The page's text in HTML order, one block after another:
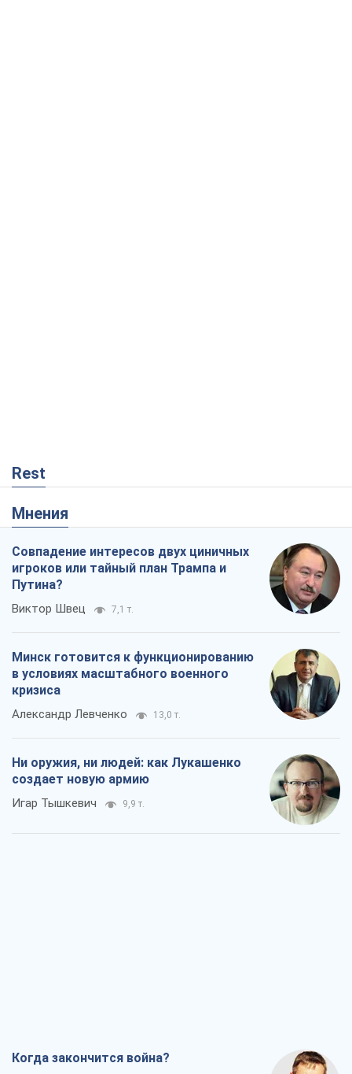
Rest
Мнения
Совпадение интересов двух циничных
игроков или тайный план Трампа и
Путина?
Виктор Швец 7,1 т.
Минск готовится к функционированию
в условиях масштабного военного
кризиса
Александр Левченко 13,0 т.
Ни оружия, ни людей: как Лукашенко
создает новую армию
Игар Тышкевич 9,9 т.
Когда закончится война?